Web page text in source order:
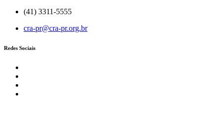
(41) 3311-5555
cra-pr@cra-pr.org.br
Redes Sociais